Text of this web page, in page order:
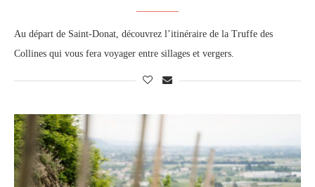
Au départ de Saint-Donat, découvrez l’itinéraire de la Truffe des
Collines qui vous fera voyager entre sillages et vergers.